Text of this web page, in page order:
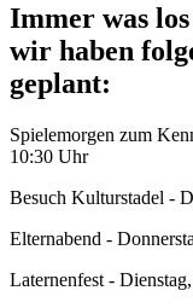
Immer was
wir haben
geplant:
Spielemorgen zum
10:30 Uhr
Besuch Kulturstadel -
Elternabend -
Laternenfest -